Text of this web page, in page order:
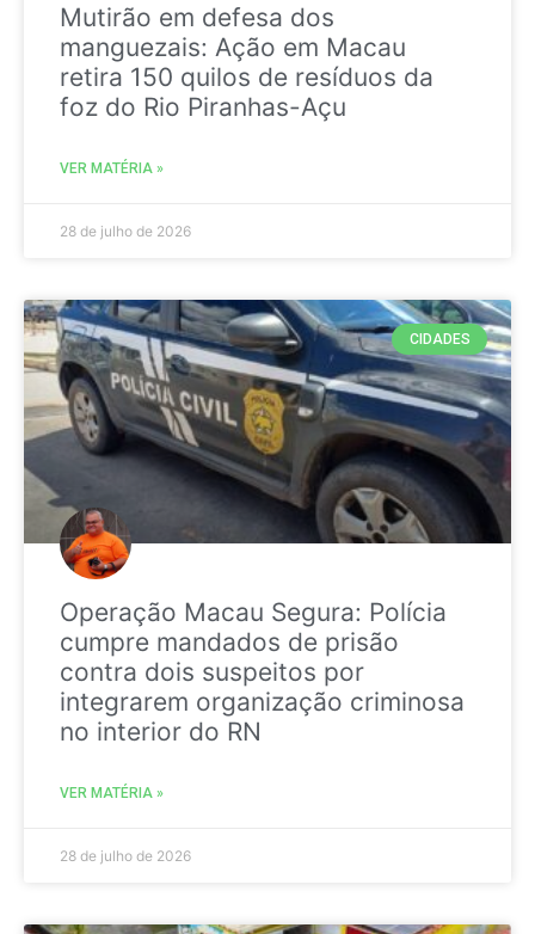
Mutirão em defesa dos
manguezais: Ação em Macau
retira 150 quilos de resíduos da
foz do Rio Piranhas-Açu
VER MATÉRIA »
28 de julho de 2026
CIDADES
Operação Macau Segura: Polícia
cumpre mandados de prisão
contra dois suspeitos por
integrarem organização criminosa
no interior do RN
VER MATÉRIA »
28 de julho de 2026